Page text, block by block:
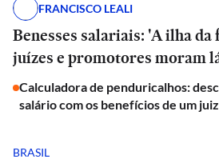
FRANCISCO LEALI
Benesses salariais: 'A ilha da
juízes e promotores moram
Calculadora de penduricalhos:
salário com os benefícios de um juiz
BRASIL